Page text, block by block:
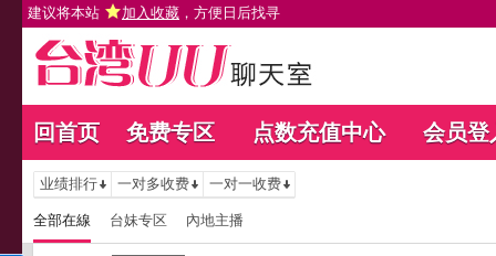
建议将本站 加入收藏 ，方便日后找寻
回首页 免费专区 点数充值中心 会员登
业绩排行 一对多收费 一对一收费
全部在線 台妹专区 內地主播